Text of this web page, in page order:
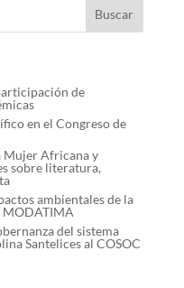
de
en el Congreso de
Mujer Africana y
sobre literatura,
ambientales de la
MODATIMA
del sistema
Santelices al COSOC